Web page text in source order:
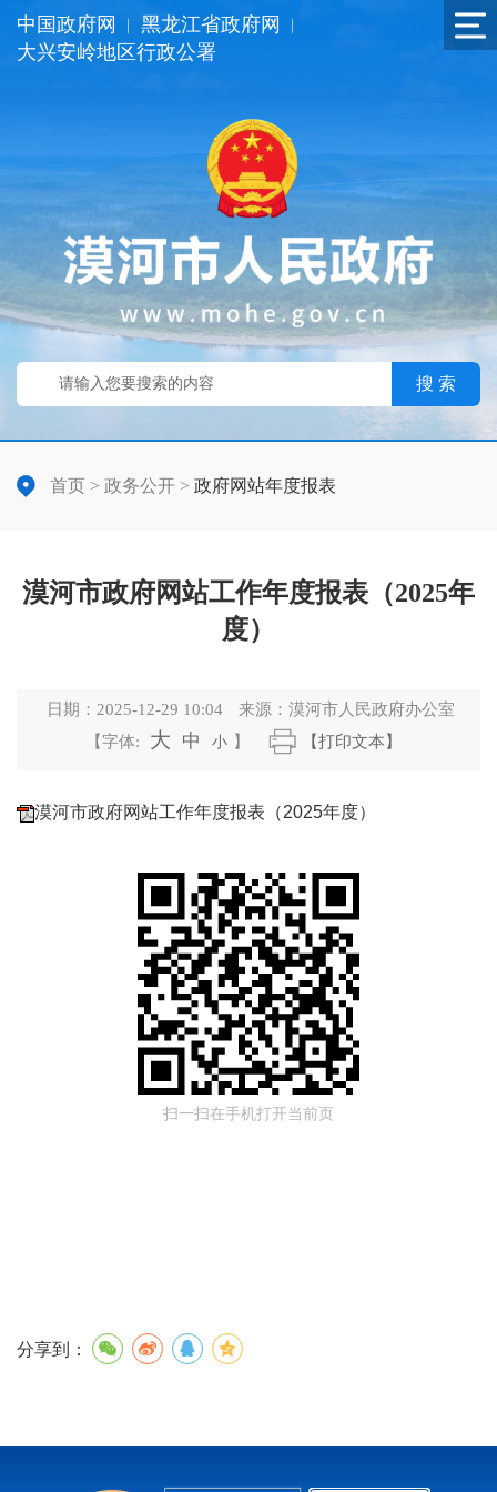
中国政府网 黑龙江省政府网
大兴安岭地区行政公署
搜 索
首页 > 政务公开 > 政府网站年度报表
漠河市政府网站工作年度报表（2025年
度）
日期： 2025-12-29 10:04 来源： 漠河市人民政府办公室
【字体:
大 中 小 】 【打印文本】
漠河市政府网站工作年度报表（2025年度）
扫一扫在手机打开当前页
分享到：